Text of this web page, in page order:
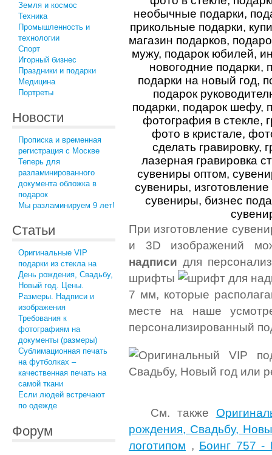
Земля и космос
Техника
Промышленность и
технологии
Спорт
Игорный бизнес
Праздники и подарки
Медицина
Портреты
Новости
Прописка и временная
регистрация с Москве
Теперь для
разламинированного
документа обложка в
подарок
Мы разламинируем 9 лет!
Статьи
Оригинальные VIP
подарки из стекла на
День рождения, Свадьбу,
Новый год. Цены.
Размеры. Надписи и
изображения
Требования к
фотографиям на
документы (размеры)
Сублимационная печать
на футболках –
качественная печать на
самой ткани
Если людей встречают
по одежде
Форум
При изготовление
и 3D изображений
надписи для
шрифты
7 мм, которые
месте на наше
персонализированный
См. также
рождения, Свадьбу,
логотипом , Боинг 757 -